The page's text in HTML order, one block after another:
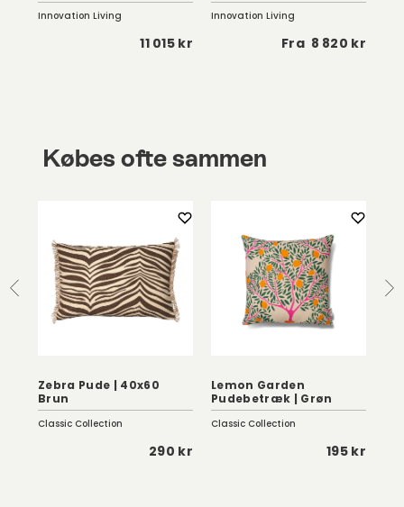
Innovation Living
11 015 kr
Innovation Living
Fra 8 820 kr
Købes ofte sammen
Zebra Pude | 40x60
Brun
Classic Collection
290 kr
Lemon Garden
Pudebetræk | Grøn
Classic Collection
195 kr